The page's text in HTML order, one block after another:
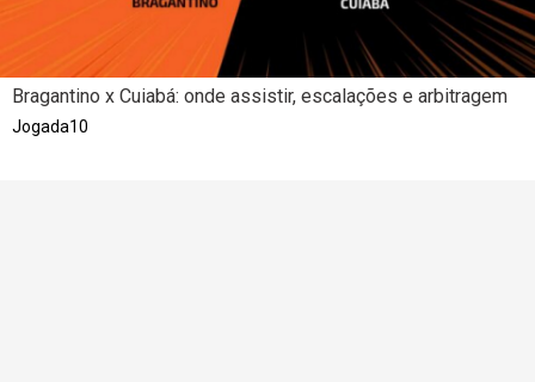
Bragantino x Cuiabá: onde assistir, escalações e arbitragem
Jogada10